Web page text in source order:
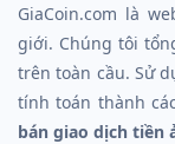
GiaCoin.com là
giới. Chúng tôi
trên toàn cầu. Sử
tính toán thành
bán giao dịch tiền